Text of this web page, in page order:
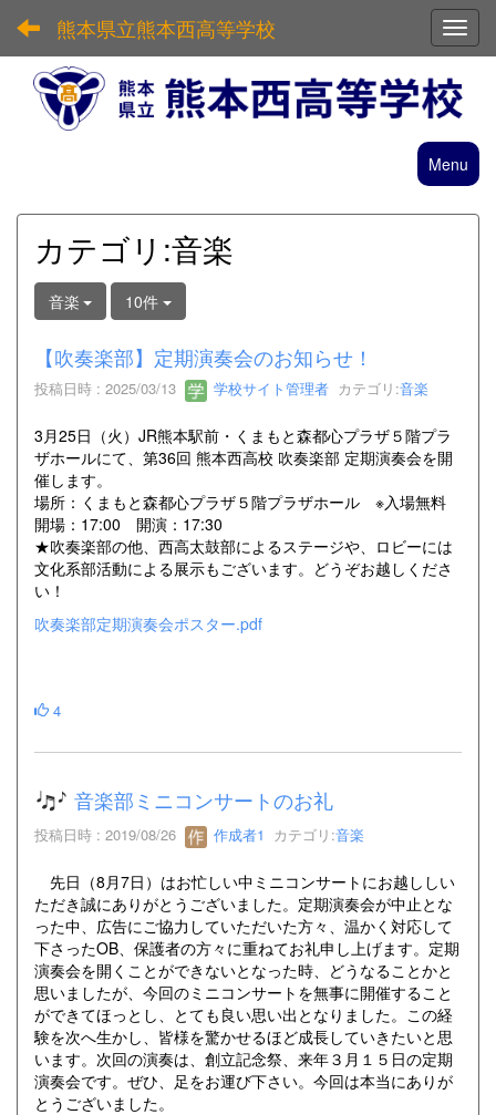
熊本県立熊本西高等学校
Menu
カテゴリ:音楽
音楽 10件
【吹奏楽部】定期演奏会のお知らせ！
投稿日時 : 2025/03/13 学校サイト管理者 カテゴリ:音楽
3月25日（火）JR熊本駅前・くまもと森都心プラザ５階プラ
ザホールにて、第36回 熊本西高校 吹奏楽部 定期演奏会を開
催します。
場所：くまもと森都心プラザ５階プラザホール ※入場無料
開場：17:00 開演：17:30
★吹奏楽部の他、西高太鼓部によるステージや、ロビーには
文化系部活動による展示もございます。どうぞお越しくださ
い！
吹奏楽部定期演奏会ポスター.pdf
4
音楽部ミニコンサートのお礼
投稿日時 : 2019/08/26 作成者1 カテゴリ:音楽
先日（8月7日）はお忙しい中ミニコンサートにお越ししい
ただき誠にありがとうございました。定期演奏会が中止とな
った中、広告にご協力していただいた方々、温かく対応して
下さったOB、保護者の方々に重ねてお礼申し上げます。定期
演奏会を開くことができないとなった時、どうなることかと
思いましたが、今回のミニコンサートを無事に開催すること
ができてほっとし、とても良い思い出となりました。この経
験を次へ生かし、皆様を驚かせるほど成長していきたいと思
います。次回の演奏は、創立記念祭、来年３月１５日の定期
演奏会です。ぜひ、足をお運び下さい。今回は本当にありが
とうございました。